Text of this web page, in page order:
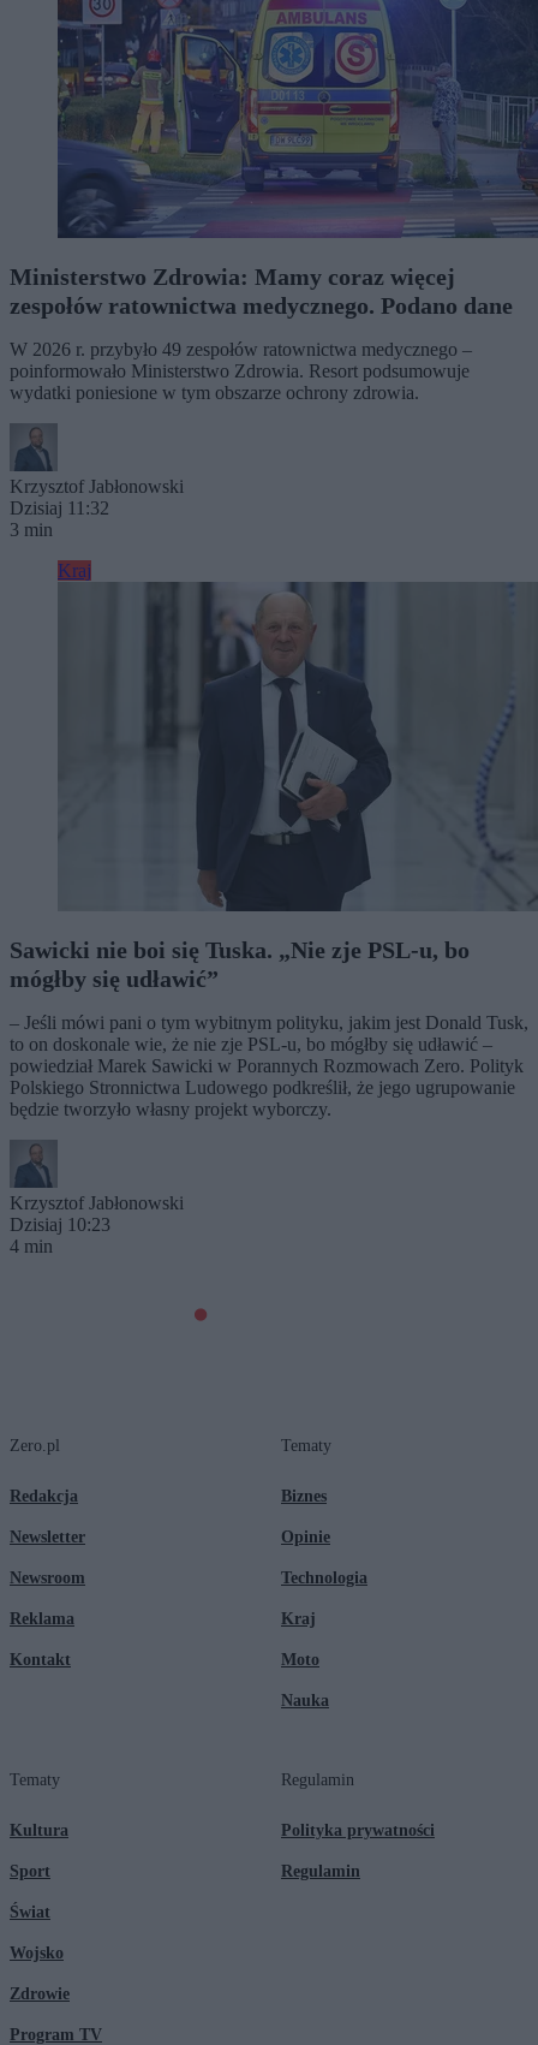
Ministerstwo Zdrowia: Mamy coraz więcej
zespołów ratownictwa medycznego. Podano dane
W 2026 r. przybyło 49 zespołów ratownictwa medycznego –
poinformowało Ministerstwo Zdrowia. Resort podsumowuje
wydatki poniesione w tym obszarze ochrony zdrowia.
Krzysztof Jabłonowski
Dzisiaj 11:32
3 min
Kraj
Sawicki nie boi się Tuska. „Nie zje PSL-u, bo
mógłby się udławić”
– Jeśli mówi pani o tym wybitnym polityku, jakim jest Donald Tusk,
to on doskonale wie, że nie zje PSL-u, bo mógłby się udławić –
powiedział Marek Sawicki w Porannych Rozmowach Zero. Polityk
Polskiego Stronnictwa Ludowego podkreślił, że jego ugrupowanie
będzie tworzyło własny projekt wyborczy.
Krzysztof Jabłonowski
Dzisiaj 10:23
4 min
Zero.pl
Redakcja
Newsletter
Newsroom
Reklama
Kontakt
Tematy
Biznes
Opinie
Technologia
Kraj
Moto
Nauka
Tematy
Kultura
Sport
Świat
Wojsko
Zdrowie
Program TV
Regulamin
Polityka prywatności
Regulamin